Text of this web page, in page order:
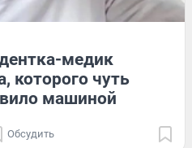
медик
которого чуть
машиной
Обсудить